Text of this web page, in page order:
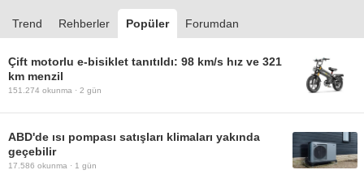
Trend Rehberler Popüler Forumdan
Çift motorlu e-bisiklet tanıtıldı: 98 km/s hız ve 321
km menzil
151.274 okunma · 2 gün
ABD'de ısı pompası satışları klimaları yakında
geçebilir
17.586 okunma · 1 gün